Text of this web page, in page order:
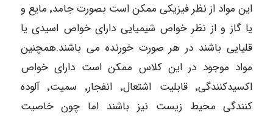
این مواد از نظر فیزیکی ممکن است بصورت جامد٬ مایع و
یا گاز و از نظر خواص شیمیایی دارای خواص اسیدی یا
قلیایی باشند در هر صورت خورنده می باشند.همچنین
مواد موجود در این کلاس ممکن است دارای خواص
اکسیدکنندگی٬ قابلیت اشتعال٬ انفجار٬ سمیت٬ آلوده
کنندگی محیط زیست نیز باشند اما چون خاصیت